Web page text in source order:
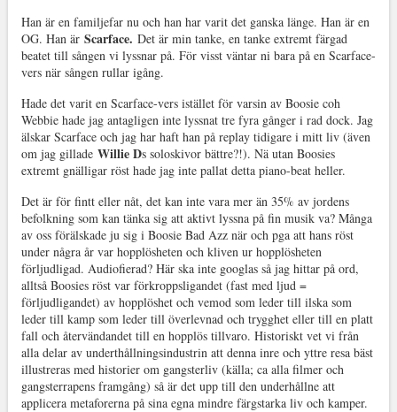
Han är en familjefar nu och han har varit det ganska länge. Han är en
OG. Han är Scarface. Det är min tanke, en tanke extremt färgad
beatet till sången vi lyssnar på. För visst väntar ni bara på en Scarface-
vers när sången rullar igång.
Hade det varit en Scarface-vers istället för varsin av Boosie coh
Webbie hade jag antagligen inte lyssnat tre fyra gånger i rad dock. Jag
älskar Scarface och jag har haft han på replay tidigare i mitt liv (även
om jag gillade Willie Ds soloskivor bättre?!). Nä utan Boosies
extremt gnälligar röst hade jag inte pallat detta piano-beat heller.
Det är för fintt eller nåt, det kan inte vara mer än 35% av jordens
befolkning som kan tänka sig att aktivt lyssna på fin musik va? Många
av oss förälskade ju sig i Boosie Bad Azz när och pga att hans röst
under några år var hopplösheten och kliven ur hopplösheten
förljudligad. Audiofierad? Här ska inte googlas så jag hittar på ord,
alltså Boosies röst var förkroppsligandet (fast med ljud =
förljudligandet) av hopplöshet och vemod som leder till ilska som
leder till kamp som leder till överlevnad och trygghet eller till en platt
fall och återvändandet till en hopplös tillvaro. Historiskt vet vi från
alla delar av underthållningsindustrin att denna inre och yttre resa bäst
illustreras med historier om gangsterliv (källa; ca alla filmer och
gangsterrapens framgång) så är det upp till den underhållne att
applicera metaforerna på sina egna mindre färgstarka liv och kamper.